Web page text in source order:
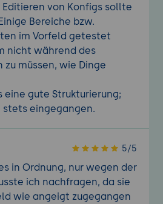
von Konfigs sollte
Bereiche bzw.
im Vorfeld getestet
nicht während des
zu müssen, wie Dinge
eine gute Strukturierung;
stets eingegangen.
5/5
in Ordnung, nur wegen der
ich nachfragen, da sie
wie angeigt zugegangen